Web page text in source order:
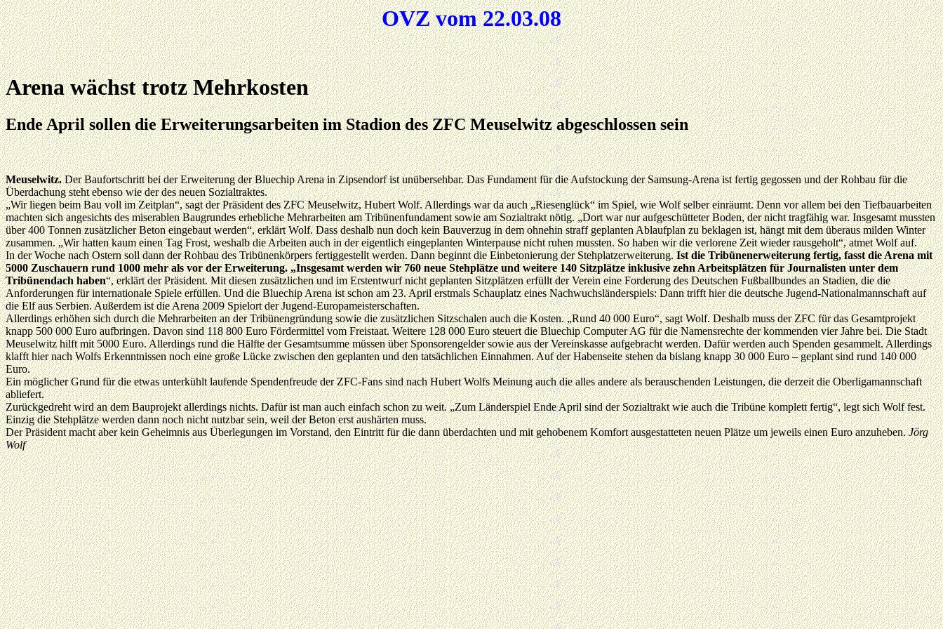
OVZ vom 22.03.08
Arena wächst trotz Mehrkosten
Ende April sollen die Erweiterungsarbeiten im Stadion des ZFC Meuselwitz abgeschlossen sein
Meuselwitz.Der Baufortschritt bei der Erweiterung der Bluechip Arena in Zipsendorf ist unübersehbar. Das Fundament für die Aufstockung der Samsung-Arena ist fertig gegossen und der Rohbau für die
Überdachung steht ebenso wie der des neuen Sozialtraktes.
„Wir liegen beim Bau voll im Zeitplan“, sagt der Präsident des ZFC Meuselwitz, Hubert Wolf. Allerdings war da auch „Riesenglück“ im Spiel, wie Wolf selber einräumt. Denn vor allem bei den Tiefbauarbeiten
machten sich angesichts des miserablen Baugrundes erhebliche Mehrarbeiten am Tribünenfundament sowie am Sozialtrakt nötig. „Dort war nur aufgeschütteter Boden, der nicht tragfähig war. Insgesamt mussten
über 400 Tonnen zusätzlicher Beton eingebaut werden“, erklärt Wolf. Dass deshalb nun doch kein Bauverzug in dem ohnehin straff geplanten Ablaufplan zu beklagen ist, hängt mit dem überaus milden Winter
zusammen. „Wir hatten kaum einen Tag Frost, weshalb die Arbeiten auch in der eigentlich eingeplanten Winterpause nicht ruhen mussten. So haben wir die verlorene Zeit wieder rausgeholt“, atmet Wolf auf.
In der Woche nach Ostern soll dann der Rohbau des Tribünenkörpers fertiggestellt werden. Dann beginnt die Einbetonierung der Stehplatzerweiterung.Ist die Tribünenerweiterung fertig, fasst die Arena mit
5000 Zuschauern rund 1000 mehr als vor der Erweiterung. „Insgesamt werden wir 760 neue Stehplätze und weitere 140 Sitzplätze inklusive zehn Arbeitsplätzen für Journalisten unter dem
Tribünendach haben“, erklärt der Präsident. Mit diesen zusätzlichen und im Erstentwurf nicht geplanten Sitzplätzen erfüllt der Verein eine Forderung des Deutschen Fußballbundes an Stadien, die die
Anforderungen für internationale Spiele erfüllen. Und die Bluechip Arena ist schon am 23. April erstmals Schauplatz eines Nachwuchsländerspiels: Dann trifft hier die deutsche Jugend-Nationalmannschaft auf
die Elf aus Serbien. Außerdem ist die Arena 2009 Spielort der Jugend-Europameisterschaften.
Allerdings erhöhen sich durch die Mehrarbeiten an der Tribünengründung sowie die zusätzlichen Sitzschalen auch die Kosten. „Rund 40 000 Euro“, sagt Wolf. Deshalb muss der ZFC für das Gesamtprojekt
knapp 500 000 Euro aufbringen. Davon sind 118 800 Euro Fördermittel vom Freistaat. Weitere 128 000 Euro steuert die Bluechip Computer AG für die Namensrechte der kommenden vier Jahre bei. Die Stadt
Meuselwitz hilft mit 5000 Euro. Allerdings rund die Hälfte der Gesamtsumme müssen über Sponsorengelder sowie aus der Vereinskasse aufgebracht werden. Dafür werden auch Spenden gesammelt. Allerdings
klafft hier nach Wolfs Erkenntnissen noch eine große Lücke zwischen den geplanten und den tatsächlichen Einnahmen. Auf der Habenseite stehen da bislang knapp 30 000 Euro – geplant sind rund 140 000
Euro.
Ein möglicher Grund für die etwas unterkühlt laufende Spendenfreude der ZFC-Fans sind nach Hubert Wolfs Meinung auch die alles andere als berauschenden Leistungen, die derzeit die Oberligamannschaft
abliefert.
Zurückgedreht wird an dem Bauprojekt allerdings nichts. Dafür ist man auch einfach schon zu weit. „Zum Länderspiel Ende April sind der Sozialtrakt wie auch die Tribüne komplett fertig“, legt sich Wolf fest.
Einzig die Stehplätze werden dann noch nicht nutzbar sein, weil der Beton erst aushärten muss.
Der Präsident macht aber kein Geheimnis aus Überlegungen im Vorstand, den Eintritt für die dann überdachten und mit gehobenem Komfort ausgestatteten neuen Plätze um jeweils einen Euro anzuheben.Jörg
Wolf